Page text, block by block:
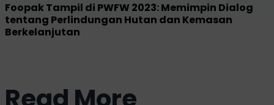
Foopak Tampil di PWFW 2023: Memimpin Dialog
tentang Perlindungan Hutan dan Kemasan
Berkelanjutan